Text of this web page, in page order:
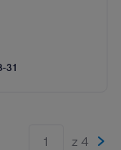
31
z 4